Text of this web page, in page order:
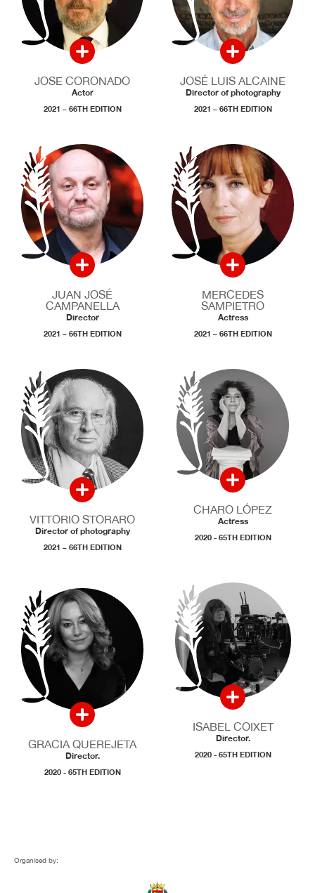
JOSE CORONADO
Actor
2021 – 66TH EDITION
JOSÉ LUIS ALCAINE
Director of photography
2021 – 66TH EDITION
JUAN JOSÉ
CAMPANELLA
Director
2021 – 66TH EDITION
MERCEDES
SAMPIETRO
Actress
2021 – 66TH EDITION
VITTORIO STORARO
Director of photography
2021 – 66TH EDITION
CHARO LÓPEZ
Actress
2020 - 65TH EDITION
GRACIA QUEREJETA
Director.
2020 - 65TH EDITION
ISABEL COIXET
Director.
2020 - 65TH EDITION
Organised by: